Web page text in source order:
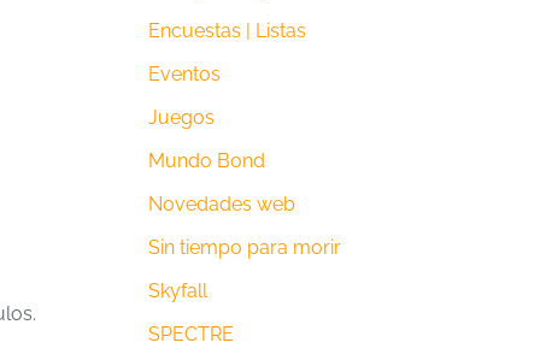
Encuestas | Listas
Eventos
Juegos
Mundo Bond
Novedades web
Sin tiempo para morir
Skyfall
SPECTRE